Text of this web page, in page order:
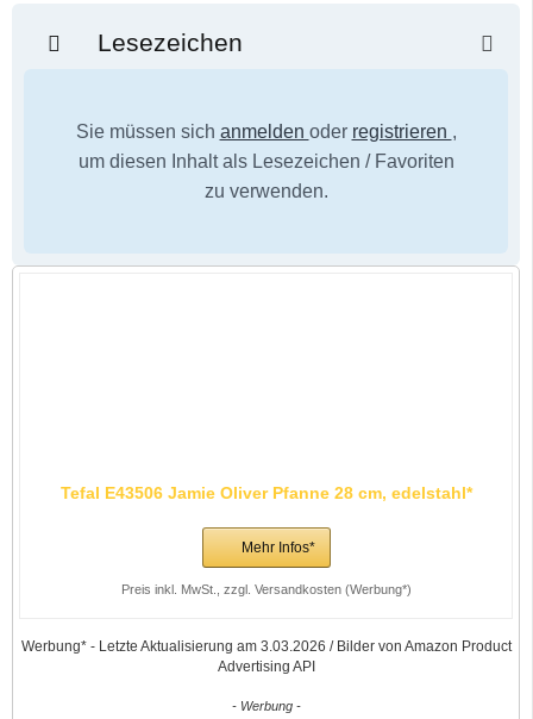
Lesezeichen
Sie müssen sich anmelden oder registrieren ,
um diesen Inhalt als Lesezeichen / Favoriten
zu verwenden.
Tefal E43506 Jamie Oliver Pfanne 28 cm, edelstahl*
Mehr Infos*
Preis inkl. MwSt., zzgl. Versandkosten (Werbung*)
Werbung* - Letzte Aktualisierung am 3.03.2026 / Bilder von Amazon Product
Advertising API
- Werbung -